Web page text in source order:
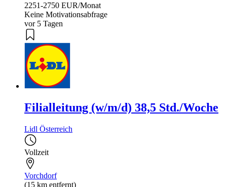
2251-2750 EUR/Monat
Keine Motivationsabfrage
vor 5 Tagen
Filialleitung (w/m/d) 38,5 Std./Woche
Lidl Österreich
Vollzeit
Vorchdorf
(15 km entfernt)